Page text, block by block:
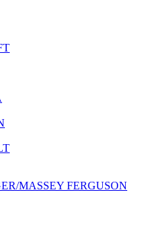
MASSEY FERGUSON